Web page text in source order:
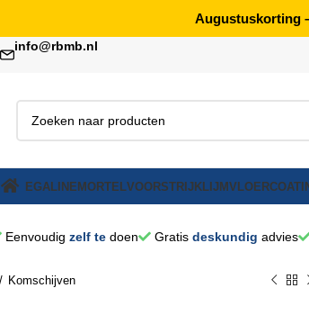
Augustuskorting
info@rbmb.nl
EGALINEMORTELVOORSTRIJKLIJM
Eenvoudig zelf tedoen Gratis deskundig advies
Komschijven